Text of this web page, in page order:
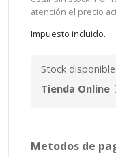
atención el precio
Impuesto incluido.
Stock disponible
Tienda Online
Metodos de